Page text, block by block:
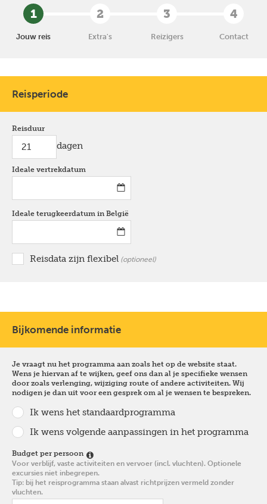
1
Jouw reis
2
Extra's
3
Reizigers
4
Contact
Reisperiode
Reisduur
dagen
Ideale vertrekdatum
Ideale terugkeerdatum in België
Reisdata zijn flexibel optioneel
Bijkomende informatie
Je vraagt nu het programma aan zoals het op de website staat.
Wens je hiervan af te wijken, geef ons dan al je specifieke wensen
door zoals verlenging, wijziging route of andere activiteiten. Wij
nodigen je dan uit voor een gesprek om al je wensen te bespreken.
Ik wens het standaardprogramma
Ik wens volgende aanpassingen in het programma
Budget per persoon
Voor verblijf, vaste activiteiten en vervoer (incl. vluchten). Optionele
excursies niet inbegrepen.
Tip: bij het reisprogramma staan alvast richtprijzen vermeld zonder
vluchten.